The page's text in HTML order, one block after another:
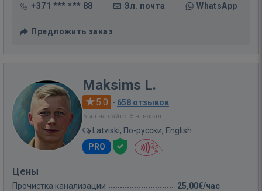
+371 *** *** 88 Эл. почта WhatsApp
Предложить заказ
Maksims L.
5.0 · 658 отзывов
Был на сайте: 5 ч. назад
Latviski, По-русски, English
PRO
Цены
Прочистка канализации 25,00€/час